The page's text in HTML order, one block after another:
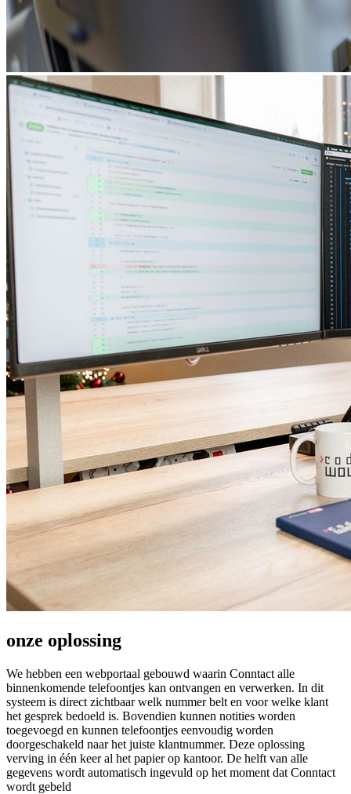
onze oplossing
We hebben een webportaal gebouwd waarin Conntact alle
binnenkomende telefoontjes kan ontvangen en verwerken. In dit
systeem is direct zichtbaar welk nummer belt en voor welke klant
het gesprek bedoeld is. Bovendien kunnen notities worden
toegevoegd en kunnen telefoontjes eenvoudig worden
doorgeschakeld naar het juiste klantnummer. Deze oplossing
verving in één keer al het papier op kantoor. De helft van alle
gegevens wordt automatisch ingevuld op het moment dat Conntact
wordt gebeld